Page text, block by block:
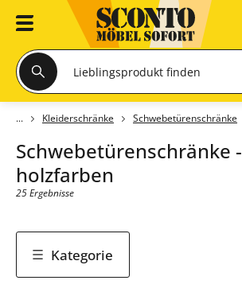
Kleiderschränke Schwebetürenschränke
Schwebetürenschränke -
holzfarben
25 Ergebnisse
Kategorie